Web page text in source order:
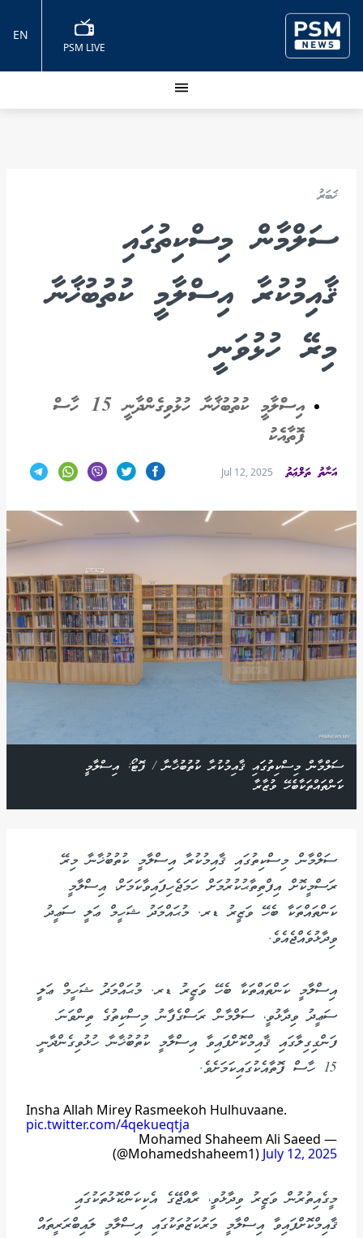
PSM LIVE
EN
ޚަބަރު
ސަލްމާން މިސްކިތުގައި
ޤާއިމުކުރާ އިސްލާމީ ކުތުބުޚާނާ
މިރޭ ހުޅުވަނީ
އިސްލާމީ ކުތުބުޚާނާ ހުޅުވިގެންދާނީ 15 ހާސް
ފޮތާއެކު
އަނާތު ތަލްޢަތު Jul 12, 2025
ސަލްމާން މިސްކިތުގައި ޤާއިމުކުރާ ކުތުބުޚާނާ / ފޮޓޯ: އިސްލާމީ
ކަންތައްތަކާބެހޭ ވުޒާރާ
ސަލްމާން މިސްކިތުގައި ޤާއިމުކުރާ އިސްލާމީ ކުތުބުޚާނާ މިރޭ
ރަސްމީކޮށް އިފްތިތާޙުކުރުމަށް ހަމަޖެހިފައިވާކަމަށް، އިސްލާމީ
ކަންތައްތަކާ ބެހޭ ވަޒީރު ޑރ. މުޙައްމަދު ޝަހީމް ޢަލީ ސަޢީދު
ވިދާޅުވެއްޖެއެވެ.
އިސްލާމީ ކަންތައްތަކާ ބެހޭ ވަޒީރު ޑރ. މުޙައްމަދު ޝަހީމް ޢަލީ
ސަޢީދު ވިދާޅުވީ، ސަލްމާން ރަސްގެފާނު މިސްކިތުގެ ތިންވަނަ
ފަންގިގިލާގައި ޤާއިމްކޮށްފައިވާ އިސްލާމީ ކުތުބުޚާނާ ހުޅުވިގެންދާނީ
15 ހާސް ފޮތާއެކުގައިކަމަށެވެ.
Insha Allah Mirey Rasmeekoh Hulhuvaane.
pic.twitter.com/4qekueqtja
— Mohamed Shaheem Ali Saeed
(@Mohamedshaheem1) July 12, 2025
މީގެއިތުރުން ވަޒީރު ވިދާޅުވީ، ރާއްޖޭގެ އެކިކަންކޮޅުތަކުގައި
ޤާއިމްކޮށްފައިވާ އިސްލާމީ މަރުކަޒުތަކުގައި އިސްލާމީ ލައިބްރަރީތައް